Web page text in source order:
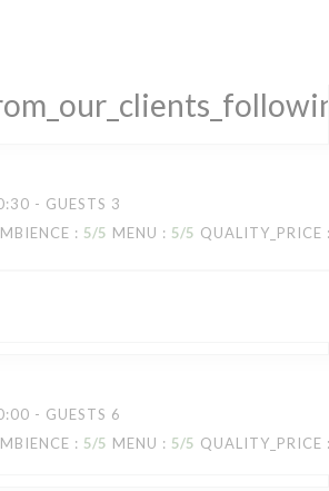
- GUESTS 3
: 5/5 MENU : 5/5 QUALITY_PRICE
- GUESTS 6
: 5/5 MENU : 5/5 QUALITY_PRICE